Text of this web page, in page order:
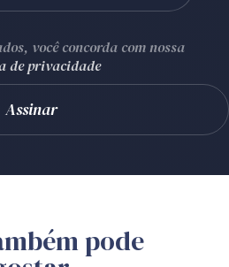
você concorda com nossa
de privacidade
pode